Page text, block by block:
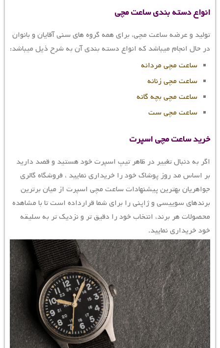
انواع دسته بندی ساعت مچی
تولید و عرضه ساعت مچی، برای همه گروه های سنی آقایان و بانوان
در حال انجام میباشد که انواع دسته بندی آن به شرح ذیل میباشد:
ساعت مچی مردانه
ساعت مچی زنانه
ساعت مچی بچه گانه
ساعت مچی ست
خرید ساعت مچی اسپرت
اگر به دنبال تغییر در ظاهر تیپ اسپرت خود هستید و قصد دارید
بر اساس مد روز پوشاک خود را خریداری نمایید ، فروشگاه گالری
جواهریان بهترین پیشنهادات ساعت مچی اسپرت از میان برترین
برندهای سوییسی و ژاپنی را برای شما قرارداده است تا با مشاهده
محصولات هر برند، انتخاب خود را دقیق تر و نزدیک تر به سلیقه
خود خریداری نمایید.